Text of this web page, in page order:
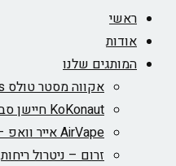
ראשי
אודות
המותגים שלנו
אקווה מסטר טולס Aqua Master tools
KoKonaut חיישן סביבתי
AirVape אייר וואפ – וופורייזר
זרום – ניטרול ריחות